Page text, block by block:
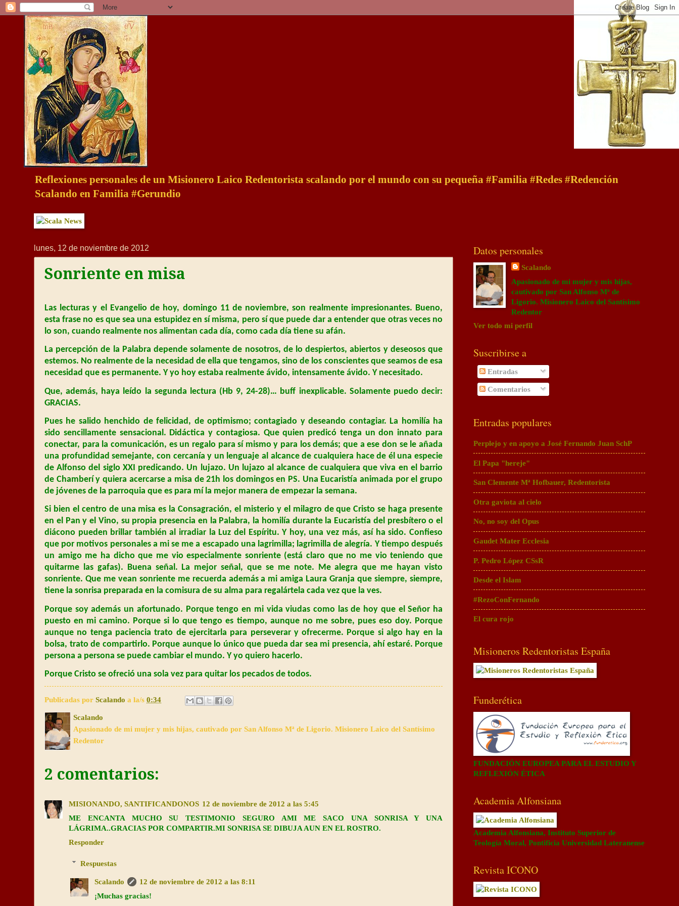
Reflexiones personales de un Misionero Laico Redentorista scalando por el mundo con su pequeña #Familia #Redes #Redención
Scalando en Familia #Gerundio
lunes, 12 de noviembre de 2012
Sonriente en misa
Las lecturas y el Evangelio de hoy, domingo 11 de noviembre, son realmente impresionantes. Bueno,
esta frase no es que sea una estupidez en sí misma, pero sí que puede dar a entender que otras veces no
lo son, cuando realmente nos alimentan cada día, como cada día tiene su afán.
La percepción de la Palabra depende solamente de nosotros, de lo despiertos, abiertos y deseosos que
estemos. No realmente de la necesidad de ella que tengamos, sino de los conscientes que seamos de esa
necesidad que es permanente. Y yo hoy estaba realmente ávido, intensamente ávido. Y necesitado.
Que, además, haya leído la segunda lectura (Hb 9, 24-28)… buff inexplicable. Solamente puedo decir:
GRACIAS.
Pues he salido henchido de felicidad, de optimismo; contagiado y deseando contagiar. La homilía ha
sido sencillamente sensacional. Didáctica y contagiosa. Que quien predicó tenga un don innato para
conectar, para la comunicación, es un regalo para sí mismo y para los demás; que a ese don se le añada
una profundidad semejante, con cercanía y un lenguaje al alcance de cualquiera hace de él una especie
de Alfonso del siglo XXI predicando. Un lujazo. Un lujazo al alcance de cualquiera que viva en el barrio
de Chamberí y quiera acercarse a misa de 21h los domingos en PS. Una Eucaristía animada por el grupo
de jóvenes de la parroquia que es para mí la mejor manera de empezar la semana.
Si bien el centro de una misa es la Consagración, el misterio y el milagro de que Cristo se haga presente
en el Pan y el Vino, su propia presencia en la Palabra, la homilía durante la Eucaristía del presbítero o el
diácono pueden brillar también al irradiar la Luz del Espíritu. Y hoy, una vez más, así ha sido. Confieso
que por motivos personales a mi se me a escapado una lagrimilla; lagrimilla de alegría. Y tiempo después
un amigo me ha dicho que me vio especialmente sonriente (está claro que no me vio teniendo que
quitarme las gafas). Buena señal. La mejor señal, que se me note. Me alegra que me hayan visto
sonriente. Que me vean sonriente me recuerda además a mi amiga Laura Granja que siempre, siempre,
tiene la sonrisa preparada en la comisura de su alma para regalártela cada vez que la ves.
Porque soy además un afortunado. Porque tengo en mi vida viudas como las de hoy que el Señor ha
puesto en mi camino. Porque si lo que tengo es tiempo, aunque no me sobre, pues eso doy. Porque
aunque no tenga paciencia trato de ejercitarla para perseverar y ofrecerme. Porque si algo hay en la
bolsa, trato de compartirlo. Porque aunque lo único que pueda dar sea mi presencia, ahí estaré. Porque
persona a persona se puede cambiar el mundo. Y yo quiero hacerlo.
Porque Cristo se ofreció una sola vez para quitar los pecados de todos.
Publicadas por Scalando a la/s 0:34
Scalando
Apasionado de mi mujer y mis hijas, cautivado por San Alfonso Mª de Ligorio. Misionero Laico del Santísimo
Redentor
2 comentarios:
MISIONANDO, SANTIFICANDONOS 12 de noviembre de 2012 a las 5:45
ME ENCANTA MUCHO SU TESTIMONIO SEGURO AMI ME SACO UNA SONRISA Y UNA
LÁGRIMA..GRACIAS POR COMPARTIR.MI SONRISA SE DIBUJA AUN EN EL ROSTRO.
Responder
Respuestas
Scalando
12 de noviembre de 2012 a las 8:11
¡Muchas gracias!
Datos personales
Scalando
Apasionado de mi mujer y mis hijas,
cautivado por San Alfonso Mª de
Ligorio. Misionero Laico del Santísimo
Redentor
Ver todo mi perfil
Suscribirse a
Entradas
Comentarios
Entradas populares
Perplejo y en apoyo a José Fernando Juan SchP
El Papa "hereje"
San Clemente Mª Hofbauer, Redentorista
Otra gaviota al cielo
No, no soy del Opus
Gaudet Mater Ecclesia
P. Pedro López CSsR
Desde el Islam
#RezoConFernando
El cura rojo
Misioneros Redentoristas España
Funderética
FUNDACIÓN EUROPEA PARA EL ESTUDIO Y
REFLEXIÓN ÉTICA
Academia Alfonsiana
Academia Alfonsiana, Instituto Superior de
Teología Moral, Pontificia Universidad Lateranense
Revista ICONO